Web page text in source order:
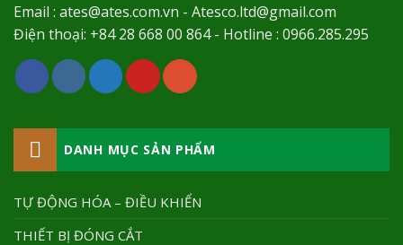
Email : ates@ates.com.vn - Atesco.ltd@gmail.com
Điện thoại: +84 28 668 00 864 - Hotline : 0966.285.295
DANH MỤC SẢN PHẨM
TỰ ĐỘNG HÓA – ĐIỀU KHIỂN
THIẾT BỊ ĐÓNG CẮT